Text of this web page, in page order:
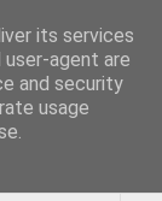
its services
user-agent are
and security
usage